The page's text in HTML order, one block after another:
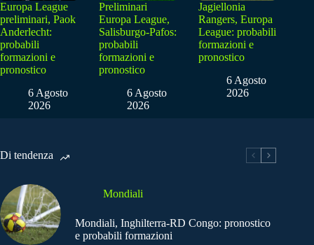
Europa League
preliminari, Paok
Anderlecht:
probabili
formazioni e
pronostico
6 Agosto
2026
Preliminari
Europa League,
Salisburgo-Pafos:
probabili
formazioni e
pronostico
6 Agosto
2026
Jagiellonia
Rangers, Europa
League: probabili
formazioni e
pronostico
6 Agosto
2026
Di tendenza
Mondiali
Mondiali, Inghilterra-RD Congo: pronostico
e probabili formazioni